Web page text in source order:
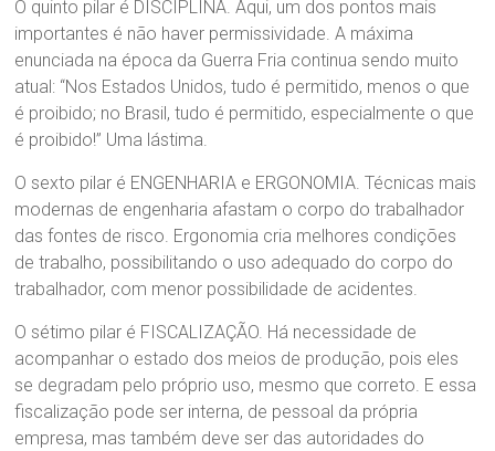
O quinto pilar é DISCIPLINA. Aqui, um dos pontos mais
importantes é não haver permissividade. A máxima
enunciada na época da Guerra Fria continua sendo muito
atual: “Nos Estados Unidos, tudo é permitido, menos o que
é proibido; no Brasil, tudo é permitido, especialmente o que
é proibido!” Uma lástima.
O sexto pilar é ENGENHARIA e ERGONOMIA. Técnicas mais
modernas de engenharia afastam o corpo do trabalhador
das fontes de risco. Ergonomia cria melhores condições
de trabalho, possibilitando o uso adequado do corpo do
trabalhador, com menor possibilidade de acidentes.
O sétimo pilar é FISCALIZAÇÃO. Há necessidade de
acompanhar o estado dos meios de produção, pois eles
se degradam pelo próprio uso, mesmo que correto. E essa
fiscalização pode ser interna, de pessoal da própria
empresa, mas também deve ser das autoridades do